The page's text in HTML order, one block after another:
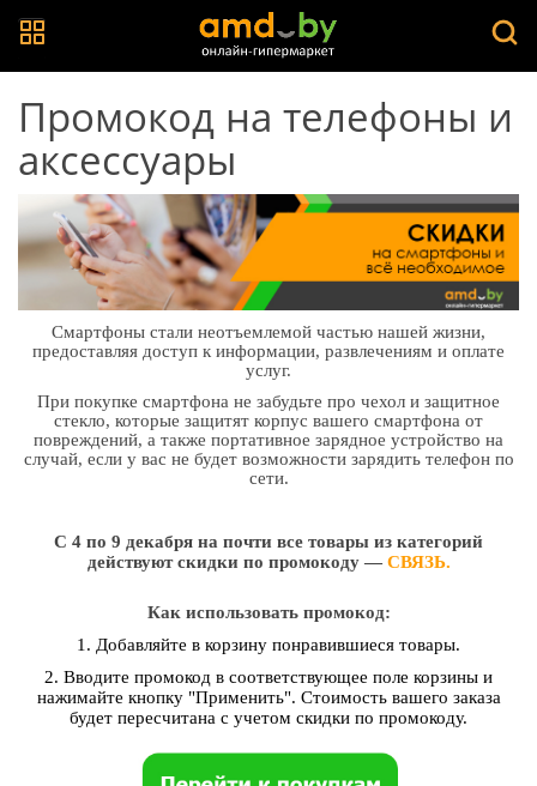
Промокод на телефоны и
аксессуары
Смартфоны стали неотъемлемой частью нашей жизни,
предоставляя доступ к информации, развлечениям и оплате
услуг.
При покупке смартфона не забудьте про чехол и защитное
стекло, которые защитят корпус вашего смартфона от
повреждений, а также портативное зарядное устройство на
случай, если у вас не будет возможности зарядить телефон по
сети.
С 4 по 9 декабря на почти все товары из категорий
действуют скидки по промокоду — СВЯЗЬ.
Как использовать промокод:
1. Добавляйте в корзину понравившиеся товары.
2. Вводите промокод в соответствующее поле корзины и
нажимайте кнопку "Применить". Стоимость вашего заказа
будет пересчитана с учетом скидки по промокоду.